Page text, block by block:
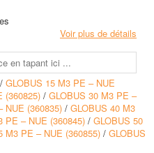
Voir plus de détails
/ GLOBUS 15 M3 PE – NUE
(360825) / GLOBUS 30 M3 PE –
NUE (360835) / GLOBUS 40 M3
PE – NUE (360845) / GLOBUS 50
M3 PE – NUE (360855) / GLOBUS